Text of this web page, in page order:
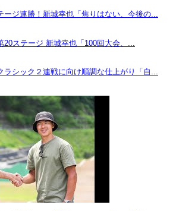
ージ連勝！新城幸也「焦りはない、今後の...
ステージ 新城幸也「100回大会、...
ラシック２連戦に向け順調な仕上がり「自...